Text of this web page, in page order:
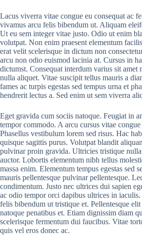
Lacus viverra vitae congue eu consequat ac
vivamus arcu felis bibendum ut. Aliquam
Ut eu sem integer vitae justo. Odio ut enim
volutpat. Non enim praesent elementum
erat velit scelerisque in dictum non
arcu non odio euismod lacinia at. Cursus in
dictumst. Consequat interdum varius sit amet
nulla aliquet. Vitae suscipit tellus mauris a
fames ac turpis egestas sed tempus urna et
hendrerit lectus a. Sed enim ut sem viverra
Eget gravida cum sociis natoque. Feugiat in
tempor commodo. A arcu cursus vitae
Phasellus vestibulum lorem sed risus. Hac
quisque sagittis purus. Volutpat blandit
pulvinar proin gravida. Ultricies tristique
auctor. Lobortis elementum nibh tellus
massa enim. Elementum tempus egestas sed
mauris pellentesque pulvinar pellentesque.
condimentum. Justo nec ultrices dui sapien
ac odio tempor orci dapibus ultrices in
felis bibendum ut tristique et. Pellentesque
natoque penatibus et. Etiam dignissim diam
scelerisque fermentum dui faucibus. Vitae
quis vel eros donec ac.